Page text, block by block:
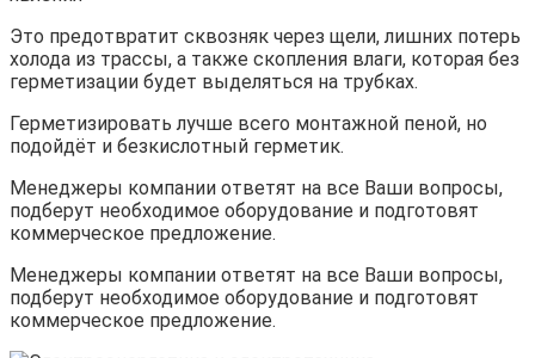
Это предотвратит сквозняк через щели, лишних потерь
холода из трассы, а также скопления влаги, которая без
герметизации будет выделяться на трубках.
Герметизировать лучше всего монтажной пеной, но
подойдёт и безкислотный герметик.
Менеджеры компании ответят на все Ваши вопросы,
подберут необходимое оборудование и подготовят
коммерческое предложение.
Менеджеры компании ответят на все Ваши вопросы,
подберут необходимое оборудование и подготовят
коммерческое предложение.